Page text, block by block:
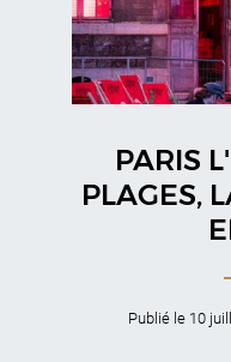
PARIS
PLAGES,
Publié le 10